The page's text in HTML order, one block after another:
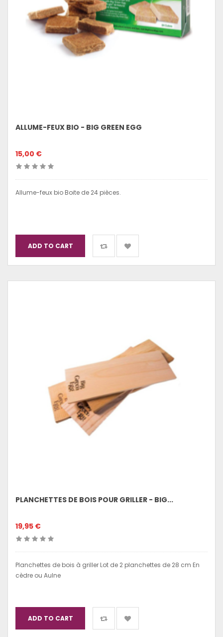
ALLUME-FEUX BIO - BIG GREEN EGG
15,00 €
Allume-feux bio Boite de 24 pièces.
ADD TO CART
PLANCHETTES DE BOIS POUR GRILLER - BIG...
19,95 €
Planchettes de bois à griller Lot de 2 planchettes de 28 cm En
cèdre ou Aulne
ADD TO CART